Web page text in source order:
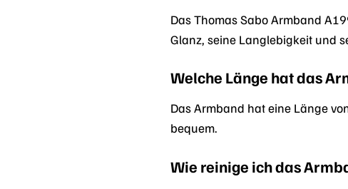
Das Thomas Sabo Armband
Glanz, seine Langlebigkeit und
Welche Länge hat das
Das Armband hat eine Länge
bequem.
Wie reinige ich das